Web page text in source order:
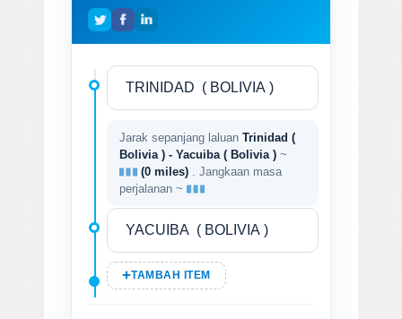
Jarak sepanjang laluan Trinidad (
Bolivia ) - Yacuiba ( Bolivia ) ~
(0 miles)
. Jangkaan masa
perjalanan ~
TAMBAH ITEM